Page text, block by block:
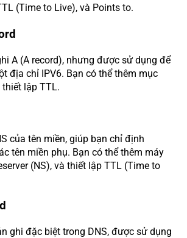
(Time to Live), và Points to.
A (A record), nhưng được sử dụng để
địa chỉ IPV6. Bạn có thể thêm mục
thiết lập TTL.
của tên miền, giúp bạn chỉ định
tên miền phụ. Bạn có thể thêm máy
(NS), và thiết lập TTL (Time to
ghi đặc biệt trong DNS, được sử dụng